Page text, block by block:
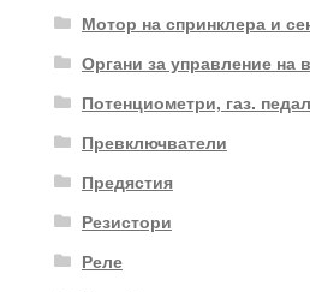
Мотор на спринклера и
Органи за управление на
Потенциометри, газ.
Превключватели
Предястия
Резистори
Реле